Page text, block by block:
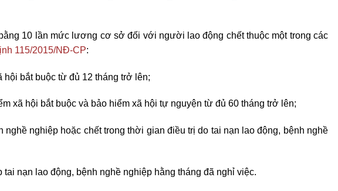
10 lần mức lương cơ sở đối với người lao động chết thuộc một trong các
115/2015/NĐ-CP:
bắt buộc từ đủ 12 tháng trở lên;
xã hội bắt buộc và bảo hiểm xã hội tự nguyện từ đủ 60 tháng trở lên;
nghiệp hoặc chết trong thời gian điều trị do tai nạn lao động, bệnh nghề
nạn lao động, bệnh nghề nghiệp hằng tháng đã nghỉ việc.